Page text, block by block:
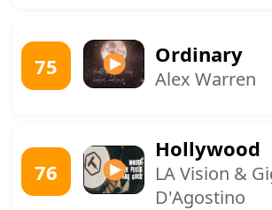
75 Ordinary
Alex Warren
76
Hollywood
LA Vision &
D'Agostino